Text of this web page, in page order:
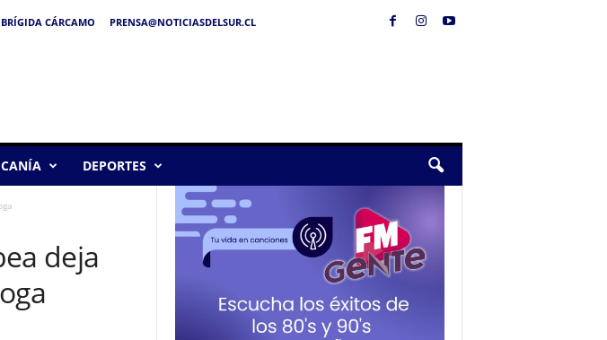
CÁRCAMO
PRENSA@NOTICIASDELSUR.CL
DEPORTES
deja